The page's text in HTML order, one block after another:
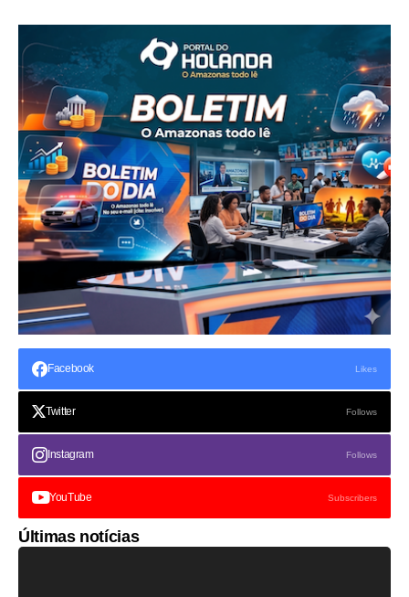
Facebook Likes
Twitter Follows
Instagram Follows
YouTube Subscribers
Últimas notícias